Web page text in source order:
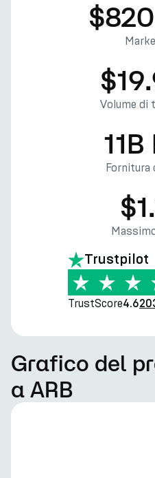
Volume di
11B
Fornitura
Trustpilot
TrustScore4.6
Grafico del
a ARB